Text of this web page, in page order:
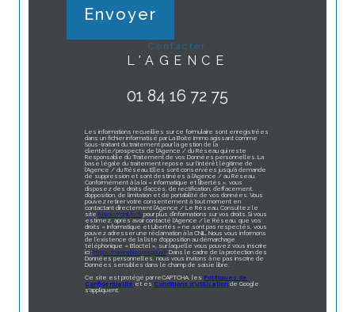
Envoyer
contacter
L'AGENCE
01 84 16 72 75
Les informations recueillies sur ce formulaire sont enregistrées
dans un fichier informatisé par La Boite Immo agissant comme
Sous-traitant du traitement pour la gestion de la
clientèle/prospects de l'Agence / du Réseau qui reste
Responsable du Traitement de vos Données personnelles. La
base légale du traitement repose sur l'intérêt légitime de
l'Agence / du Réseau. Elles sont conservées jusqu'à demande
de suppression et sont destinées à l'Agence / au Réseau.
Conformément à la loi « informatique et libertés », vous
disposez des droits d’accès, de rectification, d’effacement,
d’opposition, de limitation et de portabilité de vos données. Vous
pouvez retirer votre consentement à tout moment en
contactant directement l’Agence / Le Réseau. Consultez le
site https://cnil.fr/fr pour plus d’informations sur vos droits. Si vous
estimez, après avoir contacté l'Agence / le Réseau, que vos
droits « Informatique et Libertés » ne sont pas respectés, vous
pouvez adresser une réclamation à la CNIL. Nous vous informons
de l’existence de la liste d'opposition au démarchage
téléphonique « Bloctel », sur laquelle vous pouvez vous inscrire
ici : https://www.bloctel.gouv.fr. Dans le cadre de la protection des
Données personnelles, nous vous invitons à ne pas inscrire de
Données sensibles dans le champ de saisie libre.
Ce site est protégé par reCAPTCHA, les Politiques de
Confidentialité et es Conditions d'utilisation de Google
s'appliquent.